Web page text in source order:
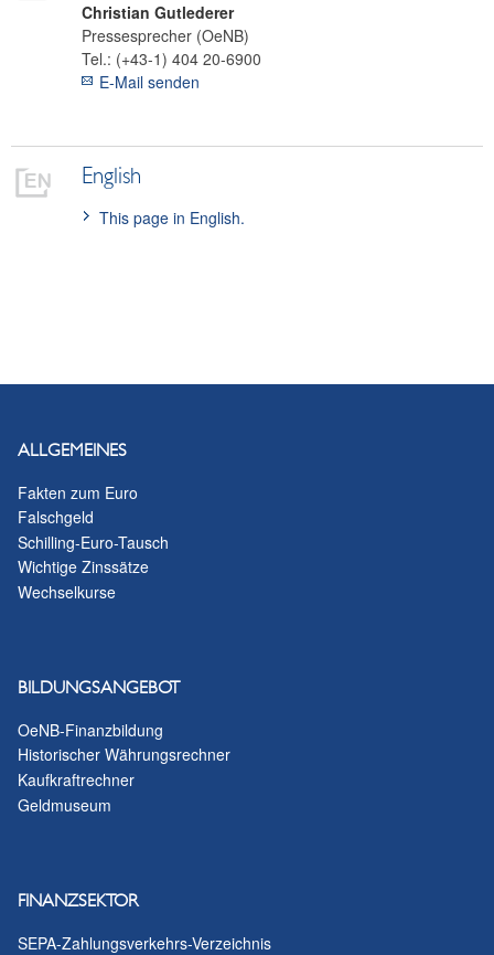
Christian Gutlederer
Pressesprecher (OeNB)
Tel.: (+43-1) 404 20-6900
E-Mail senden
English
This page in English.
ALLGEMEINES
Fakten zum Euro
Falschgeld
Schilling-Euro-Tausch
Wichtige Zinssätze
Wechselkurse
BILDUNGSANGEBOT
OeNB-Finanzbildung
Historischer Währungsrechner
Kaufkraftrechner
Geldmuseum
FINANZSEKTOR
SEPA-Zahlungsverkehrs-Verzeichnis